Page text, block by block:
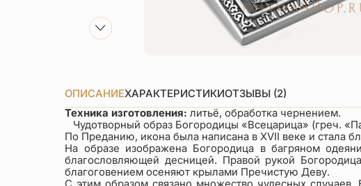
ОПИСАНИЕХАРАКТЕРИСТИКИОТЗЫВЫ (2)
Техника изготовления:литьё, обработка чернением.
Чудотворный образ Богородицы «Всецарица» (греч.
По Преданию, икона была написана в XVII веке и стала
На образе изображена Богородица в багряном
благословляющей десницей. Правой рукой
благоговением осеняют крылами Пречистую Деву.